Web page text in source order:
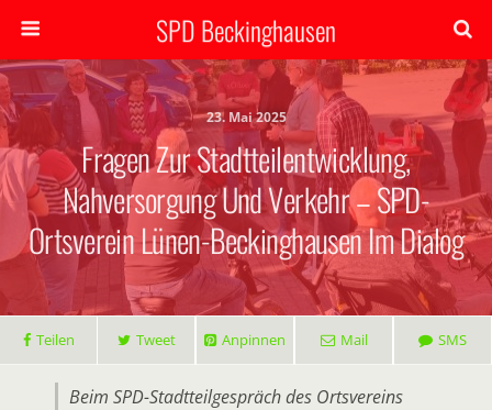
SPD Beckinghausen
23. Mai 2025
Fragen Zur Stadtteilentwicklung,
Nahversorgung Und Verkehr – SPD-
Ortsverein Lünen-Beckinghausen Im Dialog
Teilen Tweet Anpinnen Mail SMS
Beim SPD-Stadtteilgespräch des Ortsvereins